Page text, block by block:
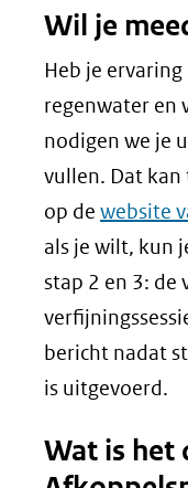
Wil je
Heb je
regenwater en
nodigen we je
vullen. Dat
op de website
als je wilt, kun
stap 2 en 3: de
bericht nadat
is uitgevoerd.
Wat is het